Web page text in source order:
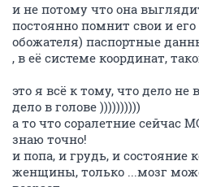
и не потому что она
постоянно помнит свои и его
обожателя) паспортные
, в её системе координат,
это я всё к тому, что дело не
дело в голове ))))))))))
а то что соралетние сейчас
знаю точно!
и попа, и грудь, и состояние
женщины, только ...мозг